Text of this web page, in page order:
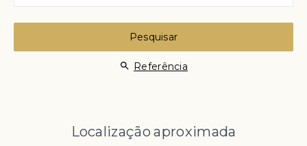
Pesquisar
Referência
Localização aproximada